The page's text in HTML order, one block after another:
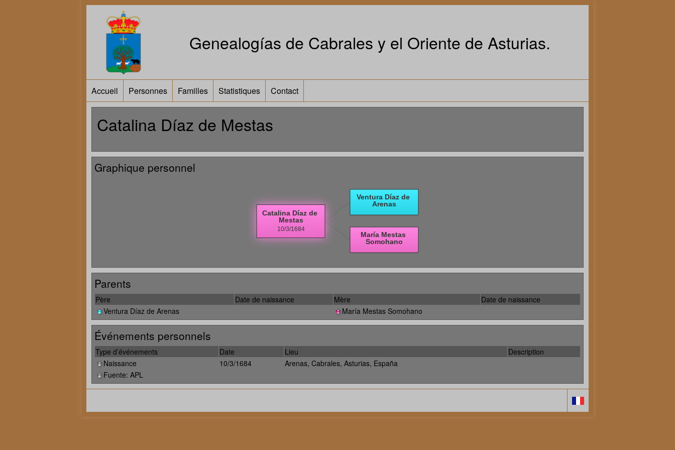
Genealogías de Cabrales y el Oriente de Asturias.
Accueil Personnes Familles Statistiques Contact
Catalina Díaz de Mestas
Graphique personnel
Parents
Père Date de naissance Mère
Date de naissance
Ventura Díaz de Arenas
María Mestas Somohano
Événements personnels
Type d’événements Date Lieu
Description
Naissance
10/3/1684
Arenas, Cabrales, Asturias, España
Fuente: APL